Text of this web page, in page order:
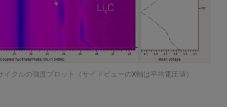
クルの強度プロット（サイドビューのX軸は平均電圧値）